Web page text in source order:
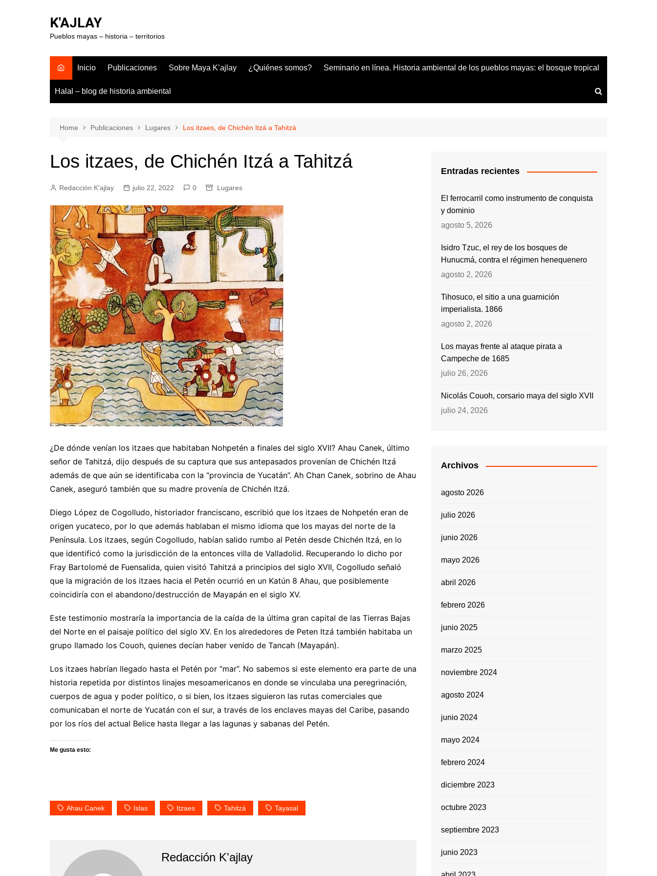
K'AJLAY
Pueblos mayas – historia – territorios
Inicio Publicaciones Sobre Maya K’ajlay ¿Quiénes somos? Seminario en línea. Historia ambiental de los pueblos mayas: el bosque tropical
Halal – blog de historia ambiental
Home Publicaciones Lugares Los itzaes, de Chichén Itzá a Tahitzá
Los itzaes, de Chichén Itzá a Tahitzá
Redacción K'ajlay julio 22, 2022 0 Lugares
¿De dónde venían los itzaes que habitaban Nohpetén a finales del siglo XVII? Ahau Canek, último
señor de Tahitzá, dijo después de su captura que sus antepasados provenían de Chichén Itzá
además de que aún se identificaba con la “provincia de Yucatán”. Ah Chan Canek, sobrino de Ahau
Canek, aseguró también que su madre provenía de Chichén Itzá.
Diego López de Cogolludo, historiador franciscano, escribió que los itzaes de Nohpetén eran de
origen yucateco, por lo que además hablaban el mismo idioma que los mayas del norte de la
Península. Los itzaes, según Cogolludo, habían salido rumbo al Petén desde Chichén Itzá, en lo
que identificó como la jurisdicción de la entonces villa de Valladolid. Recuperando lo dicho por
Fray Bartolomé de Fuensalida, quien visitó Tahitzá a principios del siglo XVII, Cogolludo señaló
que la migración de los itzaes hacia el Petén ocurrió en un Katún 8 Ahau, que posiblemente
coincidiría con el abandono/destrucción de Mayapán en el siglo XV.
Este testimonio mostraría la importancia de la caída de la última gran capital de las Tierras Bajas
del Norte en el paisaje político del siglo XV. En los alrededores de Peten Itzá también habitaba un
grupo llamado los Couoh, quienes decían haber venido de Tancah (Mayapán).
Los itzaes habrían llegado hasta el Petén por “mar”. No sabemos si este elemento era parte de una
historia repetida por distintos linajes mesoamericanos en donde se vinculaba una peregrinación,
cuerpos de agua y poder político, o si bien, los itzaes siguieron las rutas comerciales que
comunicaban el norte de Yucatán con el sur, a través de los enclaves mayas del Caribe, pasando
por los ríos del actual Belice hasta llegar a las lagunas y sabanas del Petén.
Me gusta esto:
Ahau Canek Islas Itzaes Tahitzá Tayasal
Redacción K'ajlay
Entradas recientes
El ferrocarril como instrumento de conquista
y dominio
agosto 5, 2026
Isidro Tzuc, el rey de los bosques de
Hunucmá, contra el régimen henequenero
agosto 2, 2026
Tihosuco, el sitio a una guarnición
imperialista. 1866
agosto 2, 2026
Los mayas frente al ataque pirata a
Campeche de 1685
julio 26, 2026
Nicolás Couoh, corsario maya del siglo XVII
julio 24, 2026
Archivos
agosto 2026
julio 2026
junio 2026
mayo 2026
abril 2026
febrero 2026
junio 2025
marzo 2025
noviembre 2024
agosto 2024
junio 2024
mayo 2024
febrero 2024
diciembre 2023
octubre 2023
septiembre 2023
junio 2023